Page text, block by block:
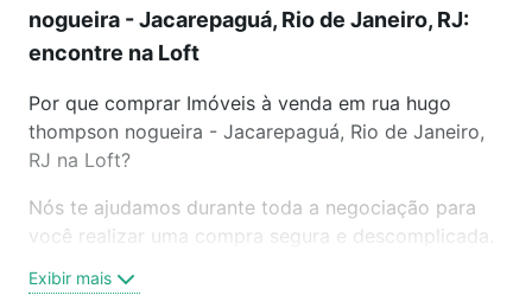
nogueira - Jacarepaguá, Rio de Janeiro, RJ:
encontre na Loft
Por que comprar Imóveis à venda em rua hugo
thompson nogueira - Jacarepaguá, Rio de Janeiro,
RJ na Loft?
Nós te ajudamos durante toda a negociação para
você realizar uma compra segura e descomplicada.
trabalho e do metrô, aqui você vai encontrar a
Exibir mais